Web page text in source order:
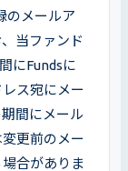
のメールア
当ファンド
にFundsに
ス宛にメー
間にメール
更前のメー
合がありま